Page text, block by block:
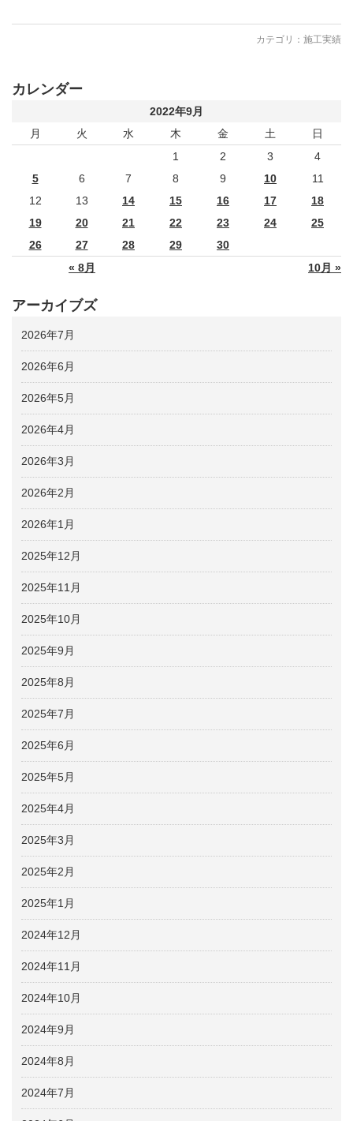
カテゴリ： 施工実績
カレンダー
2022年9月
月
火 水 木 金 土 日
« 8月 10月 »
1 2 3
4
5
6 7 8 9 10
11
12
13 14 15 16 17
18
19
20 21 22 23 24
25
26
27 28 29 30
アーカイブズ
2026年7月
2026年6月
2026年5月
2026年4月
2026年3月
2026年2月
2026年1月
2025年12月
2025年11月
2025年10月
2025年9月
2025年8月
2025年7月
2025年6月
2025年5月
2025年4月
2025年3月
2025年2月
2025年1月
2024年12月
2024年11月
2024年10月
2024年9月
2024年8月
2024年7月